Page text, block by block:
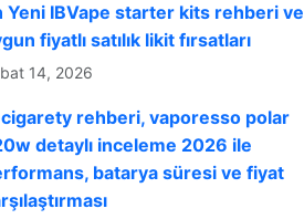
Yeni IBVape starter kits rehberi ve
fiyatlı satılık likit fırsatları
14, 2026
rehberi, vaporesso polar
detaylı inceleme 2026 ile
batarya süresi ve fiyat